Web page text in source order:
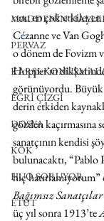
MADDENİN
PERVAZ
KARŞI-
EĞRİ ÇİZGİ
DOSYA
KÖK
HUO SORUYOR
ETÜT
onu en çok
Cézanne ve Van
o dönem de Fovizm
Hopper'ın
görünüyordu. Büyük
derin etkiden
gözden kaçırmasına
sanatçının kendisi
bulunacaktı, “Pablo
hiç
Bağımsız Sanatçılar
üç yıl sonra 1913’te